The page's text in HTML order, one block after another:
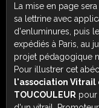
La mise en page
sa lettrine avec
d'enluminures, puis
expédiés à Paris, au
projet pédagogique
Pour illustrer cet
l'association
TOUCOULEUR pour